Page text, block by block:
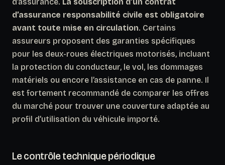
d’assurance responsabilité civile est obligatoire
avant toute mise en circulation. Certains
assureurs proposent des garanties spécifiques
pour les deux-roues électriques motorisés, incluant
la protection du conducteur, le vol, les dommages
matériels ou encore l’assistance en cas de panne. Il
est fortement recommandé de comparer les offres
du marché pour trouver une couverture adaptée au
profil d’utilisation du véhicule importé.
Le contrôle technique périodique